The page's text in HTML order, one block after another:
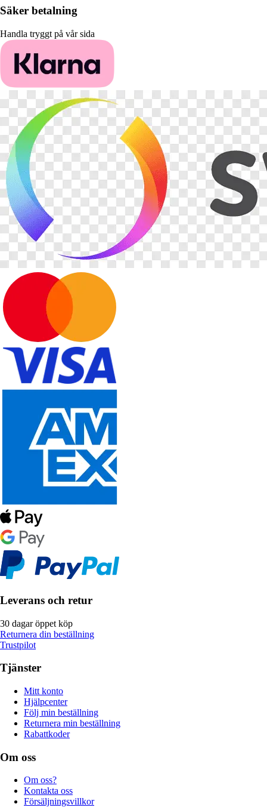
Säker betalning
Handla tryggt på vår sida
Leverans och retur
30 dagar öppet köp
Returnera din beställning
Trustpilot
Tjänster
Mitt konto
Hjälpcenter
Följ min beställning
Returnera min beställning
Rabattkoder
Om oss
Om oss?
Kontakta oss
Försäljningsvillkor